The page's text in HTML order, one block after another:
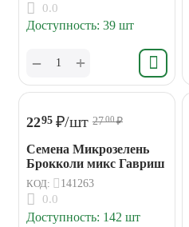
0.0
Доступность: 39 шт
+
−
2295 ₽/шт 2700 ₽
Семена Микрозелень
Брокколи микс Гавриш
КОД: 141263
0.0
Доступность: 142 шт